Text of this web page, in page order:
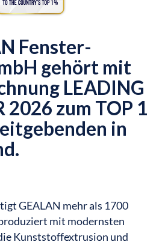
Fenster-
gehört mit
LEADING
2026 zum TOP 1
in
GEALAN mehr als 1700
mit modernsten
Kunststoffextrusion und